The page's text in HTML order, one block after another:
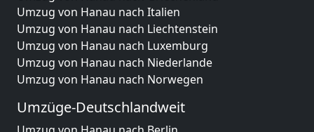
Umzug von Hanau nach Italien
Umzug von Hanau nach Liechtenstein
Umzug von Hanau nach Luxemburg
Umzug von Hanau nach Niederlande
Umzug von Hanau nach Norwegen
Umzüge-Deutschlandweit